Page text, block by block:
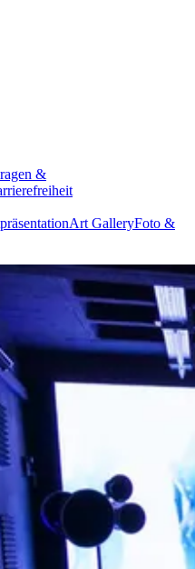
&
Art GalleryFoto &